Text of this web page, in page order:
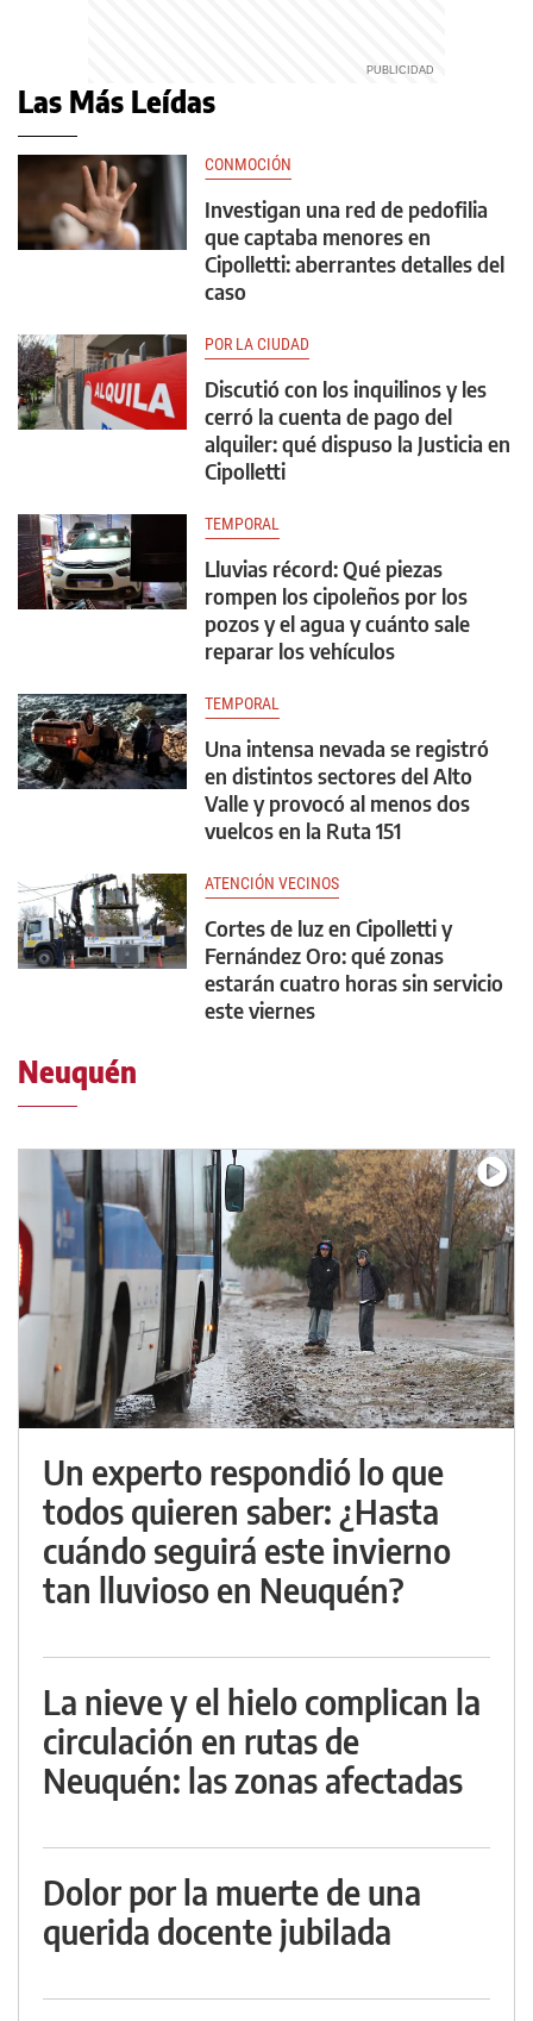
Las Más Leídas
CONMOCIÓN
Investigan una red de pedofilia
que captaba menores en
Cipolletti: aberrantes detalles del
caso
POR LA CIUDAD
Discutió con los inquilinos y les
cerró la cuenta de pago del
alquiler: qué dispuso la Justicia en
Cipolletti
TEMPORAL
Lluvias récord: Qué piezas
rompen los cipoleños por los
pozos y el agua y cuánto sale
reparar los vehículos
TEMPORAL
Una intensa nevada se registró
en distintos sectores del Alto
Valle y provocó al menos dos
vuelcos en la Ruta 151
ATENCIÓN VECINOS
Cortes de luz en Cipolletti y
Fernández Oro: qué zonas
estarán cuatro horas sin servicio
este viernes
Neuquén
Un experto respondió lo que
todos quieren saber: ¿Hasta
cuándo seguirá este invierno
tan lluvioso en Neuquén?
La nieve y el hielo complican la
circulación en rutas de
Neuquén: las zonas afectadas
Dolor por la muerte de una
querida docente jubilada